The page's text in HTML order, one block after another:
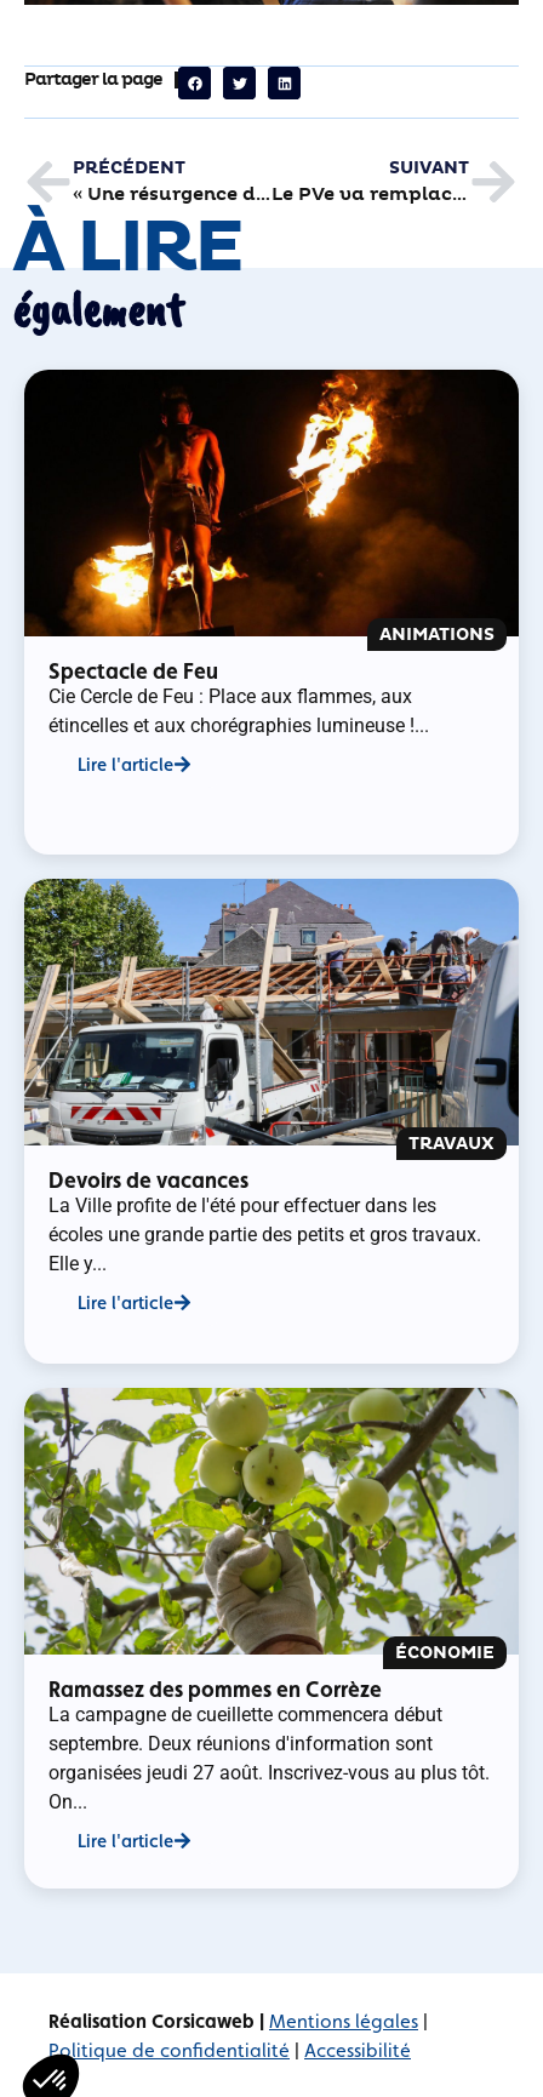
Partager la page
PRÉCÉDENT
« Une résurgence de la syphilis touche le bassin de Brive »
SUIVANT
Le PVe va remplacer le timbre-amende dès demain
À LIRE
également
ANIMATIONS
Spectacle de Feu
Cie Cercle de Feu : Place aux flammes, aux
étincelles et aux chorégraphies lumineuse !...
Lire l'article
TRAVAUX
Devoirs de vacances
La Ville profite de l'été pour effectuer dans les
écoles une grande partie des petits et gros travaux.
Elle y...
Lire l'article
ÉCONOMIE
Ramassez des pommes en Corrèze
La campagne de cueillette commencera début
septembre. Deux réunions d'information sont
organisées jeudi 27 août. Inscrivez-vous au plus tôt.
On...
Lire l'article
Réalisation Corsicaweb | Mentions légales
Politique de confidentialité
Accessibilité